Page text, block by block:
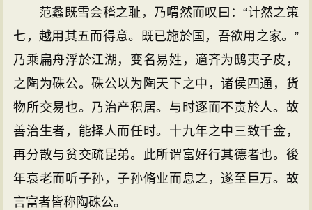
范蠡既雪会稽之耻，乃喟然而叹曰：“计然之策
七，越用其五而得意。既已施於国，吾欲用之家。”
乃乘扁舟浮於江湖，变名易姓，適齐为鸱夷子皮，
之陶为硃公。硃公以为陶天下之中，诸侯四通，货
物所交易也。乃治产积居。与时逐而不责於人。故
善治生者，能择人而任时。十九年之中三致千金，
再分散与贫交疏昆弟。此所谓富好行其德者也。後
年衰老而听子孙，子孙脩业而息之，遂至巨万。故
言富者皆称陶硃公。